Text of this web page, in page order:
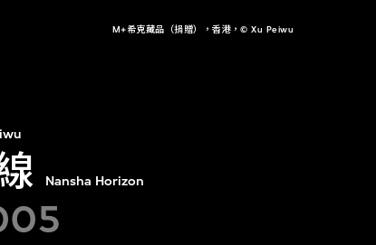
M+希克藏品（捐贈），香港，© Xu Peiwu
Nansha Horizon